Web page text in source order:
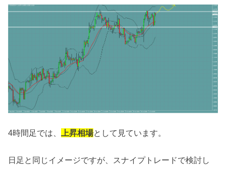
4時間足では、 上昇相場として見ています。
日足と同じイメージですが、スナイプトレードで検討し